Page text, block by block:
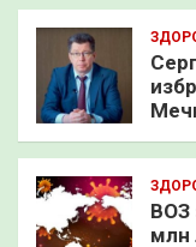
ВОЗ
млн